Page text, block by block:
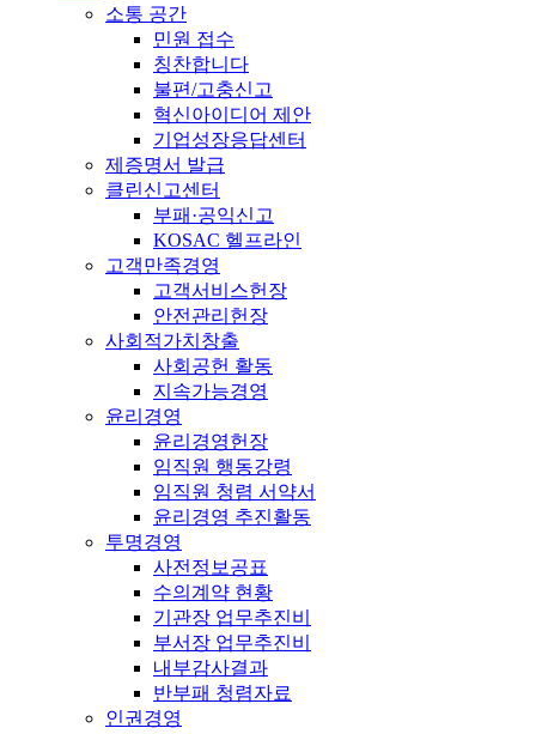
소통 공간
민원 접수
칭찬합니다
불편/고충신고
혁신아이디어 제안
기업성장응답센터
제증명서 발급
클린신고센터
부패·공익신고
KOSAC 헬프라인
고객만족경영
고객서비스헌장
안전관리헌장
사회적가치창출
사회공헌 활동
지속가능경영
윤리경영
윤리경영헌장
임직원 행동강령
임직원 청렴 서약서
윤리경영 추진활동
투명경영
사전정보공표
수의계약 현황
기관장 업무추진비
부서장 업무추진비
내부감사결과
반부패 청렴자료
인권경영